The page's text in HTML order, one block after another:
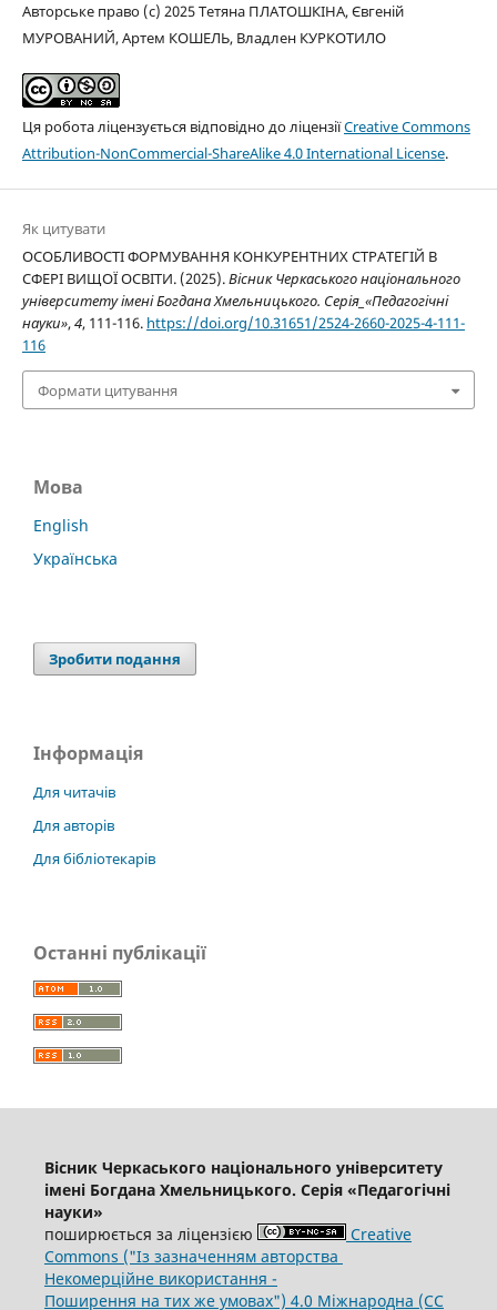
Авторське право (c) 2025 Тетяна ПЛАТОШКІНА, Євгеній
МУРОВАНИЙ, Артем КОШЕЛЬ, Владлен КУРКОТИЛО
Ця робота ліцензується відповідно до ліцензіїCreative Commons
Attribution-NonCommercial-ShareAlike 4.0 International License.
Як цитувати
ОСОБЛИВОСТІ ФОРМУВАННЯ КОНКУРЕНТНИХ СТРАТЕГІЙ В
СФЕРІ ВИЩОЇ ОСВІТИ. (2025).Вісник Черкаського національного
університету імені Богдана Хмельницького. Серія_«Педагогічні
науки»,4, 111-116. https://doi.org/10.31651/2524-2660-2025-4-111-
116
Формати цитування
Мова
English
Українська
Зробити подання
Інформація
Для читачів
Для авторів
Для бібліотекарів
Останні публікації
Вісник Черкаського національного університету
імені Богдана Хмельницького. Серія «Педагогічні
науки»
поширюється за ліцензією
Creative
Commons ("Із зазначенням авторства
Некомерційне використання -
Поширення на тих же умовах") 4.0 Міжнародна (CC